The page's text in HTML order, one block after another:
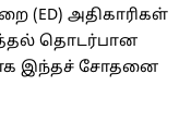
(ED) அதிகாரிகள்
தொடர்பான
இந்தச் சோதனை